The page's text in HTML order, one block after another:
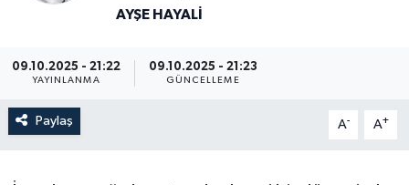
AYŞE HAYALI
09.10.2025 - 21:22
YAYINLANMA
09.10.2025 - 21:23
GÜNCELLEME
Paylaş A- A+
Spor
Turizm
Tüm Manşetler
Son Dakika Haberleri
Haber Arşivi